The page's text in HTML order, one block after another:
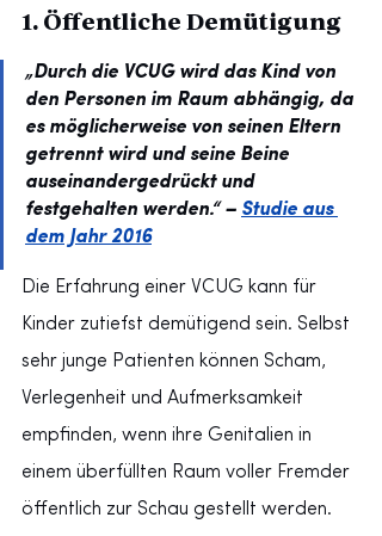
1. Öffentliche Demütigung
„Durch die VCUG wird das Kind von
den Personen im Raum abhängig, da
es möglicherweise von seinen Eltern
getrennt wird und seine Beine
auseinandergedrückt und
festgehalten werden.“ – Studie aus
dem Jahr 2016
Die Erfahrung einer VCUG kann für
Kinder zutiefst demütigend sein. Selbst
sehr junge Patienten können Scham,
Verlegenheit und Aufmerksamkeit
empfinden, wenn ihre Genitalien in
einem überfüllten Raum voller Fremder
öffentlich zur Schau gestellt werden.